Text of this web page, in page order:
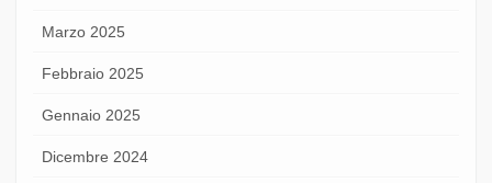
Marzo 2025
Febbraio 2025
Gennaio 2025
Dicembre 2024